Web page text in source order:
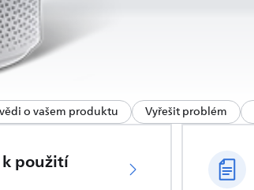
o vašem produktu Vyřešit problém
použití